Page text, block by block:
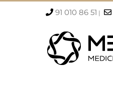
91 010 86 51 |